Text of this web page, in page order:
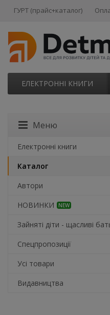
ГУРТ (прайс+каталог)
ЕЛЕКТРОННІ КНИГИ
Меню
Електронні книги
Каталог
Автори
НОВИНКИ
NEW
Зайняті діти - щасливі
Спецпропозиції
Усі товари
Видавництва